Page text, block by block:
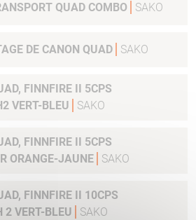
QUAD COMBO SAKO
DE CANON QUAD SAKO
FINNFIRE II 5CPS
VERT-BLEU
SAKO
FINNFIRE II 5CPS
ORANGE-JAUNE
SAKO
FINNFIRE II 10CPS
VERT-BLEU
SAKO